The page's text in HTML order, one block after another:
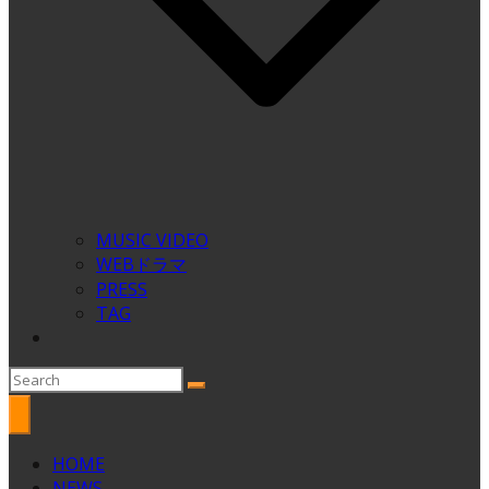
MUSIC VIDEO
WEBドラマ
PRESS
TAG
HOME